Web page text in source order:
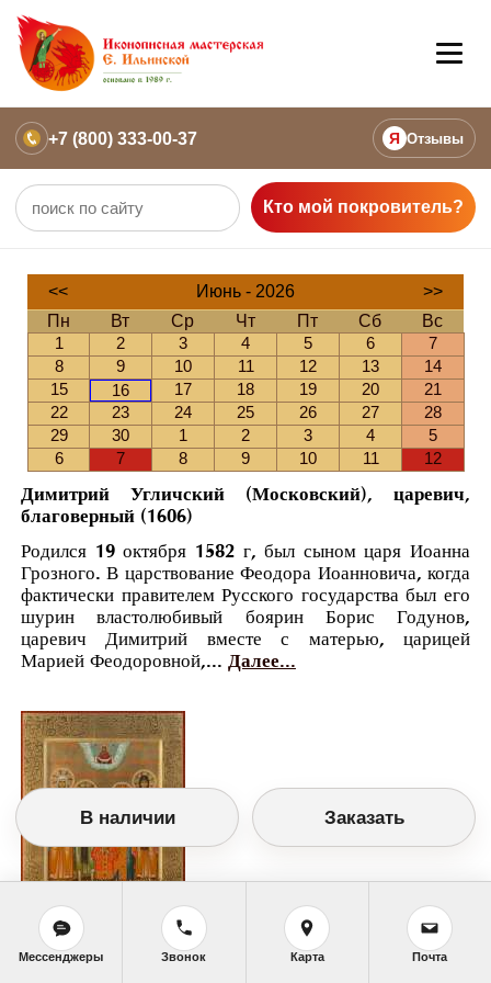
+7 (800) 333-00-37 Я Отзывы
Кто мой покровитель?
<< Июнь - 2026
>>
Пн
Вт Ср Чт Пт Сб
Вс
1
2 3 4 5 6
7
8
9 10 11 12 13
14
15
16 17 18 19 20
21
22
23 24 25 26 27
28
29
30 1 2 3 4
5
6
7 8 9 10 11 12
Димитрий Угличский (Московский), царевич,
благоверный (1606)
Родился 19 октября 1582 г, был сыном царя Иоанна
Грозного. В царствование Феодора Иоанновича, когда
фактически правителем Русского государства был его
шурин властолюбивый боярин Борис Годунов,
царевич Димитрий вместе с матерью, царицей
Марией Феодоровной,... Далее...
Православный календарь
В наличии Заказать
Мессенджеры Звонок Карта Почта